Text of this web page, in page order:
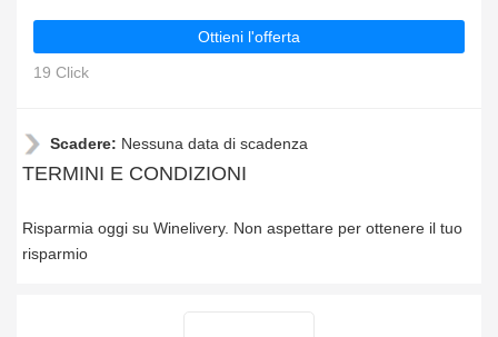
Ottieni l'offerta
19 Click
Scadere: Nessuna data di scadenza
TERMINI E CONDIZIONI
Risparmia oggi su Winelivery. Non aspettare per ottenere il tuo
risparmio